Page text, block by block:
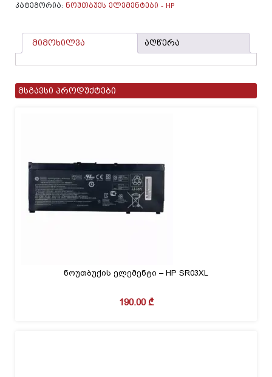
ᲙᲐᲢᲔᲒᲝᲠᲘᲐ: ᲜᲝᲣᲗᲑᲣᲥᲡ ᲔᲚᲔᲛᲔᲜᲢᲔᲑᲘ - HP
მიმოხილვა აღწერა
მსგავსი პროდუქტები
ნოუთბუქის ელემენტი – HP SR03XL
190.00₾